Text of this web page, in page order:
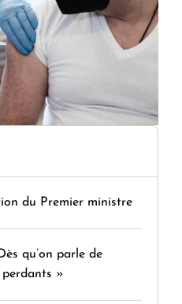
du Premier ministre
qu’on parle de
»